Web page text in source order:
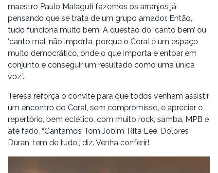
maestro Paulo Malaguti fazemos os arranjos já
pensando que se trata de um grupo amador. Então,
tudo funciona muito bem. A questão do ‘canto bem’ ou
‘canto mal’ não importa, porque o Coral é um espaço
muito democrático, onde o que importa é entoar em
conjunto e conseguir um resultado como uma única
voz”.
Teresa reforça o convite para que todos venham assistir
um encontro do Coral, sem compromisso, e apreciar o
repertório, bem eclético, com muito rock, samba, MPB e
até fado. “Cantamos Tom Jobim, Rita Lee, Dolores
Duran, tem de tudo”, diz. Venha conferir!